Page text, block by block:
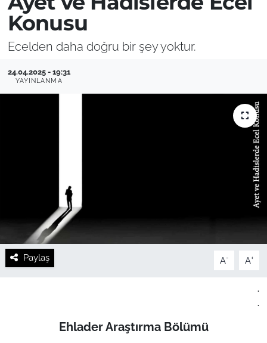
Konusu
Ecelden daha doğru bir şey yoktur.
24.04.2025 - 19:31
YAYINLANMA
Paylaş A- A+
.
.
Ehlader Araştırma Bölümü